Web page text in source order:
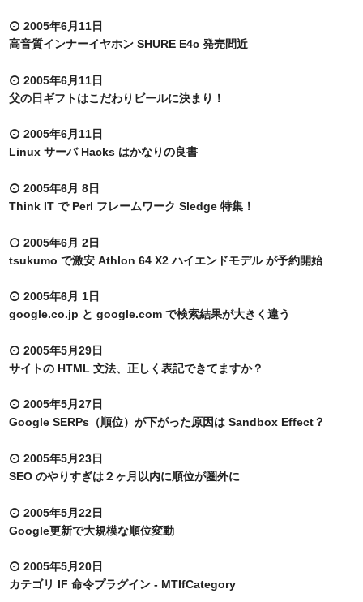
2005年6月11日
高音質インナーイヤホン SHURE E4c 発売間近
2005年6月11日
父の日ギフトはこだわりビールに決まり！
2005年6月11日
Linux サーバ Hacks はかなりの良書
2005年6月 8日
Think IT で Perl フレームワーク Sledge 特集！
2005年6月 2日
tsukumo で激安 Athlon 64 X2 ハイエンドモデル が予約開始
2005年6月 1日
google.co.jp と google.com で検索結果が大きく違う
2005年5月29日
サイトの HTML 文法、正しく表記できてますか？
2005年5月27日
Google SERPs（順位）が下がった原因は Sandbox Effect？
2005年5月23日
SEO のやりすぎは２ヶ月以内に順位が圏外に
2005年5月22日
Google更新で大規模な順位変動
2005年5月20日
カテゴリ IF 命令プラグイン - MTIfCategory